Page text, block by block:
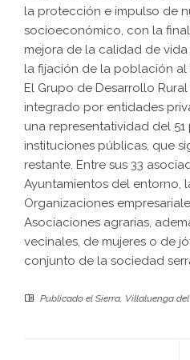
la protección e impulso de
socioeconómico, con la
mejora de la calidad de
la fijación de la población al
El Grupo de Desarrollo
integrado por entidades
una representatividad del
instituciones públicas, que
restante. Entre sus 33
Ayuntamientos del entorno,
Organizaciones
Asociaciones agrarias,
vecinales, de mujeres o de
conjunto de la sociedad
Publicado el Sierra, Villaluenga